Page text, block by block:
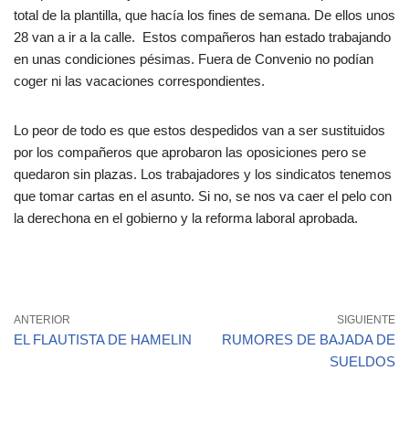
total de la plantilla, que hacía los fines de semana. De ellos unos
28 van a ir a la calle. Estos compañeros han estado trabajando
en unas condiciones pésimas. Fuera de Convenio no podían
coger ni las vacaciones correspondientes.
Lo peor de todo es que estos despedidos van a ser sustituidos
por los compañeros que aprobaron las oposiciones pero se
quedaron sin plazas. Los trabajadores y los sindicatos tenemos
que tomar cartas en el asunto. Si no, se nos va caer el pelo con
la derechona en el gobierno y la reforma laboral aprobada.
ANTERIOR
EL FLAUTISTA DE HAMELIN
SIGUIENTE
RUMORES DE BAJADA DE
SUELDOS